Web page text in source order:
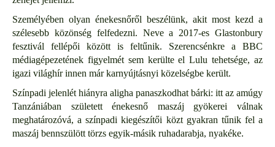
Személyében olyan énekesnőről beszélünk, akit most kezd a
szélesebb közönség felfedezni. Neve a 2017-es Glastonbury
fesztivál fellépői között is feltűnik. Szerencsénkre a BBC
médiagépezetének figyelmét sem kerülte el Lulu tehetsége, az
igazi világhír innen már karnyújtásnyi közelségbe került.
Színpadi jelenlét hiányra aligha panaszkodhat bárki: itt az amúgy
Tanzániában született énekesnő maszáj gyökerei válnak
meghatározóvá, a színpadi kiegészítői közt gyakran tűnik fel a
maszáj bennszülött törzs egyik-másik ruhadarabja, nyakéke.